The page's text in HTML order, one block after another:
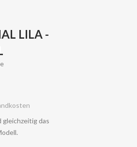
LILA -
gleichzeitig das